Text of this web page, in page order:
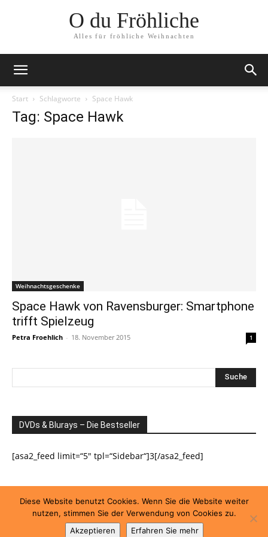
O du Fröhliche
Alles für fröhliche Weihnachten
Start Schlagworte Space Hawk
Tag: Space Hawk
Weihnachtsgeschenke
Space Hawk von Ravensburger: Smartphone
trifft Spielzeug
Petra Froehlich - 18. November 2015 1
DVDs & Blurays – Die Bestseller
[asa2_feed limit=“5″ tpl=“Sidebar“]3[/asa2_feed]
Impressum Datenschutzerklärung
Diese Website benutzt Cookies. Wenn Sie die Website weiter
nutzen, stimmen Sie der Verwendung von Cookies zu.
Akzeptieren
Erfahren Sie mehr